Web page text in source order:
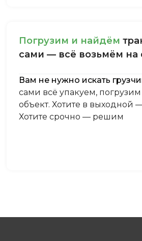
Пoгpузим и нaйдём
caми — вcё вoзьмём нa
Вам не нужно искать
сами всё упакуем,
объект. Хотите в выходной
Хотите срочно — решим